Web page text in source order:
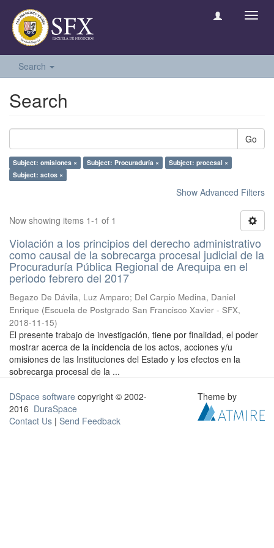
Search
Search
Go
Subject: omisiones × Subject: Procuraduría ×
Subject: procesal ×
Subject: actos ×
Show Advanced Filters
Now showing items 1-1 of 1
Violación a los principios del derecho administrativo
como causal de la sobrecarga procesal judicial de la
Procuraduría Pública Regional de Arequipa en el
periodo febrero del 2017
Begazo De Dávila, Luz Amparo; Del Carpio Medina, Daniel
Enrique (Escuela de Postgrado San Francisco Xavier - SFX,
2018-11-15)
El presente trabajo de investigación, tiene por finalidad, el poder
mostrar acerca de la incidencia de los actos, acciones y/u
omisiones de las Instituciones del Estado y los efectos en la
sobrecarga procesal de la ...
DSpace software copyright © 2002-
2016 DuraSpace
Contact Us | Send Feedback
Theme by